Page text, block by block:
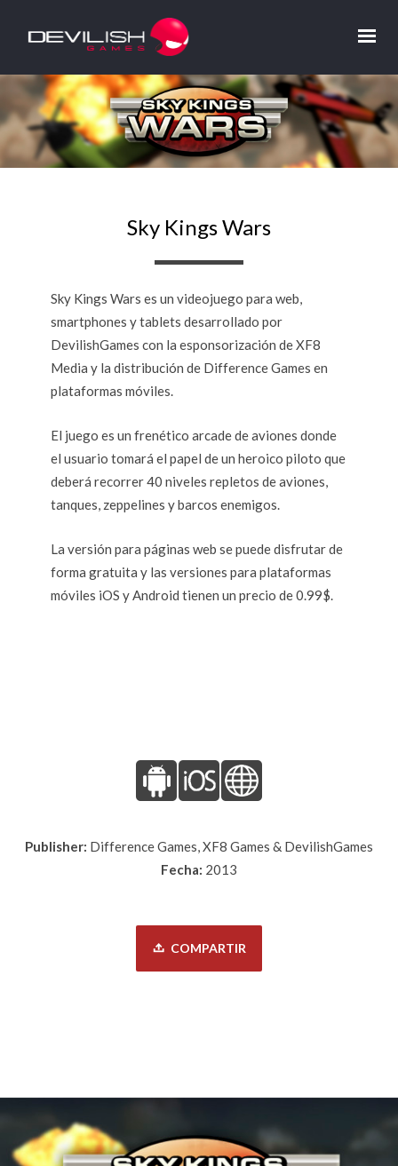
Sky Kings Wars
Sky Kings Wars es un videojuego para web,
smartphones y tablets desarrollado por
DevilishGames con la esponsorización de XF8
Media y la distribución de Difference Games en
plataformas móviles.
El juego es un frenético arcade de aviones donde
el usuario tomará el papel de un heroico piloto que
deberá recorrer 40 niveles repletos de aviones,
tanques, zeppelines y barcos enemigos.
La versión para páginas web se puede disfrutar de
forma gratuita y las versiones para plataformas
móviles iOS y Android tienen un precio de 0.99$.
Publisher: Difference Games, XF8 Games & DevilishGames
Fecha: 2013
COMPARTIR